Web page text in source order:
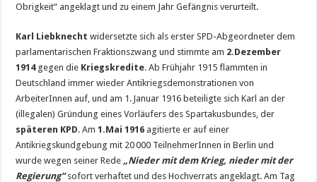
Obrigkeit“ angeklagt und zu einem Jahr Gefängnis verurteilt.
Karl Liebknechtwidersetzte sich als erster SPD-Abgeordneter dem
parlamentarischen Fraktionszwang und stimmte am 2.Dezember
1914gegen die Kriegskredite. Ab Frühjahr 1915 flammten in
Deutschland immer wieder Antikriegsdemonstrationen von
ArbeiterInnen auf, und am 1. Januar 1916 beteiligte sich Karl an der
(illegalen) Gründung eines Vorläufers des Spartakusbundes, der
späteren KPD. Am1.Mai 1916 agitierte er auf einer
Antikriegskundgebung mit 20 000 TeilnehmerInnen in Berlin und
wurde wegen seiner Rede „Nieder mit dem Krieg, nieder mit der
Regierung“sofort verhaftet und des Hochverrats angeklagt. Am Tag